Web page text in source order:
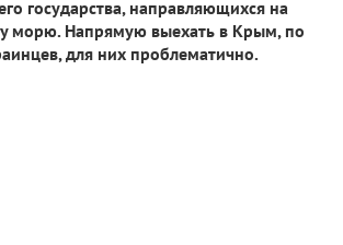
государства, направляющихся на
морю. Напрямую выехать в Крым, по
для них проблематично.